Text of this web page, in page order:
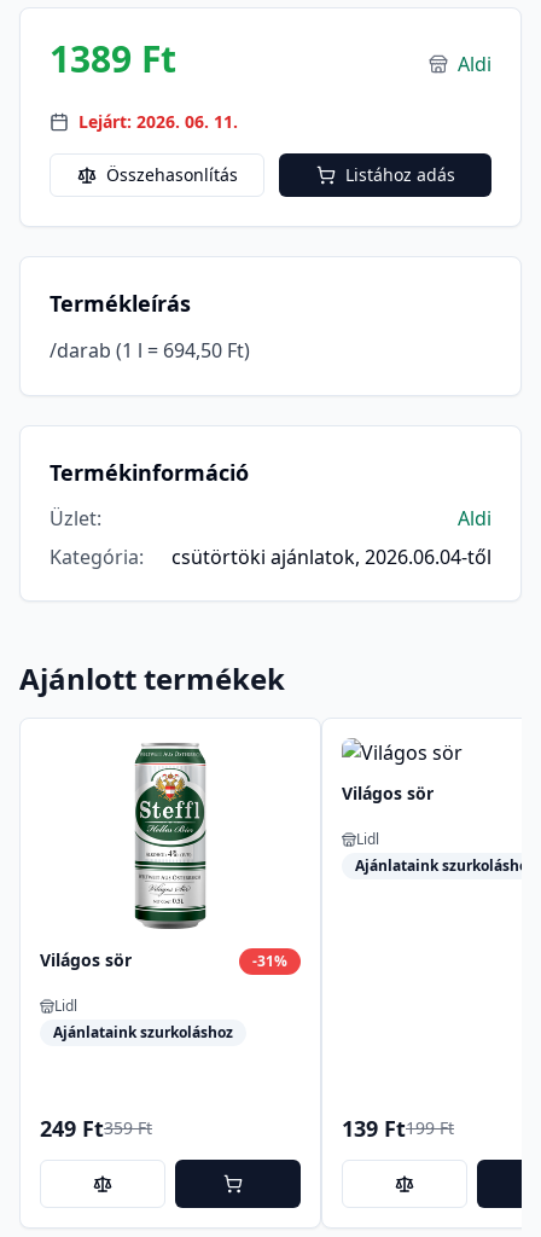
1389 Ft Aldi
Lejárt: 2026. 06. 11.
Összehasonlítás Listához adás
Termékleírás
/darab (1 l = 694,50 Ft)
Termékinformáció
Üzlet:
Aldi
Kategória: csütörtöki ajánlatok, 2026.06.04-től
Ajánlott termékek
Világos sör -31%
Lidl
Ajánlataink szurkoláshoz
249 Ft359 Ft
Világos sör
Lidl
Ajánlataink szurkoláshoz
139 Ft199 Ft